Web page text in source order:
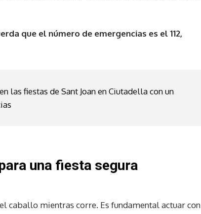
que el número de emergencias es el 112,
las fiestas de Sant Joan en Ciutadella con un
una fiesta segura
caballo mientras corre. Es fundamental actuar con